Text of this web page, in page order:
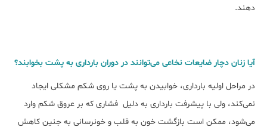
دهند.
آیا زنان دچار ضایعات نخاعی می‌توانند در دوران بارداری به پشت بخوابند؟
در مراحل اولیه بارداری، خوابیدن به پشت یا روی شکم مشکلی ایجاد
نمی‌کند، ولی با پیشرفت بارداری به دلیل فشاری که بر عروق شکم وارد
می‌شود، ممکن است بازگشت خون به قلب و خونرسانی به جنین کاهش